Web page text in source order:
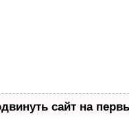
сайт на